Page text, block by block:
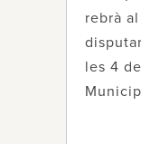
rebrà
les 4